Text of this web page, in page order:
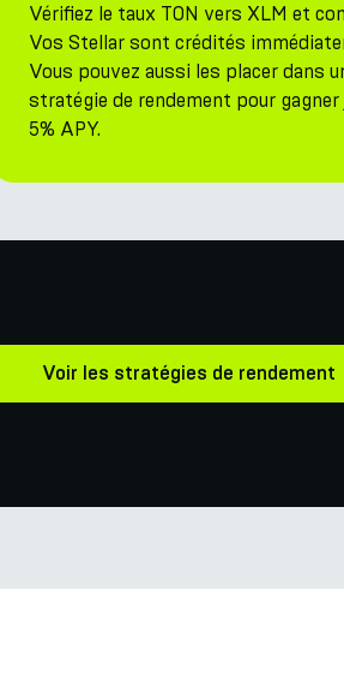
Vérifiez le taux TON vers XLM et
Vos Stellar sont crédités
Vous pouvez aussi les placer dans
stratégie de rendement pour gagner
5% APY.
Voir les stratégies de rendement